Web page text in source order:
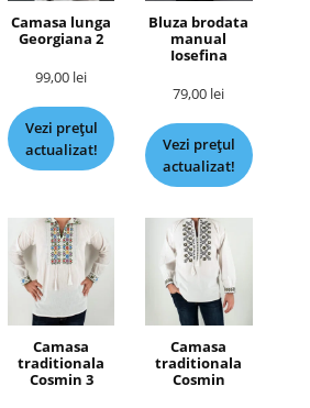
Camasa lunga
Georgiana 2
99,00 lei
Vezi prețul
actualizat!
Bluza brodata
manual
Iosefina
79,00 lei
Vezi prețul
actualizat!
Camasa
traditionala
Cosmin 3
Camasa
traditionala
Cosmin